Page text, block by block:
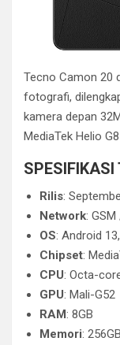
Tecno Camon 20
fotografi,
kamera depan
MediaTek Helio
Rilis:
Network:
OS: Android
Chipset:
CPU: Octa-
GPU: Mali-G52
RAM: 8GB
Memori: